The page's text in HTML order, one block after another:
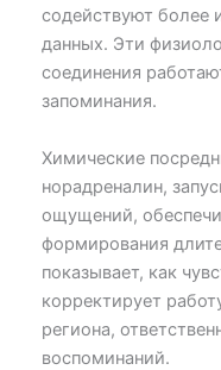
содействуют более
данных. Эти
соединения
запоминания.
Химические
норадреналин,
ощущений,
формирования
показывает, как
корректирует
региона,
воспоминаний.